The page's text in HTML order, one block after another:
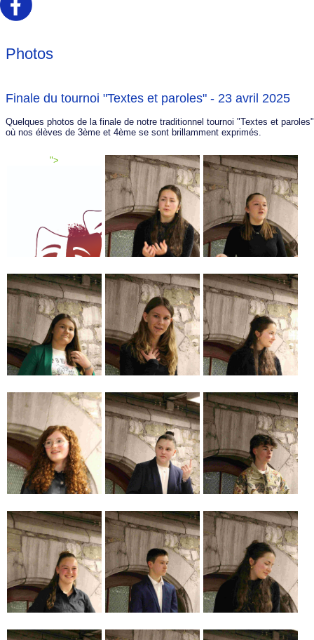
Photos
Finale du tournoi "Textes et paroles" - 23 avril 2025
Quelques photos de la finale de notre traditionnel tournoi "Textes et paroles"
où nos élèves de 3ème et 4ème se sont brillamment exprimés.
">